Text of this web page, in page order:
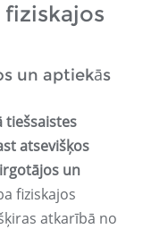
un aptiekās
tiešsaistes
atsevišķos
un
fiziskajos
atkarībā no